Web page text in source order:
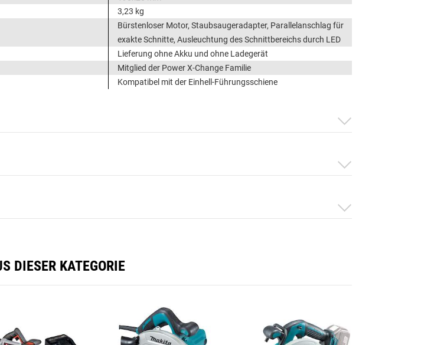
3,23 kg
Bürstenloser Motor, Staubsaugeradapter, Parallelanschlag für
exakte Schnitte, Ausleuchtung des Schnittbereichs durch LED
Lieferung ohne Akku und ohne Ladegerät
Mitglied der Power X-Change Familie
Kompatibel mit der Einhell-Führungsschiene
DIESER KATEGORIE